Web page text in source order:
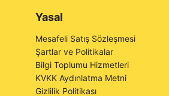
Yasal
Mesafeli Satış Sözleşmesi
Şartlar ve Politikalar
Bilgi Toplumu Hizmetleri
KVKK Aydınlatma Metni
Gizlilik Politikası